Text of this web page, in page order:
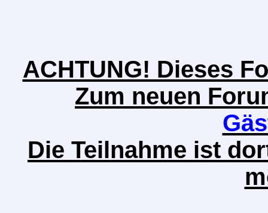
ACHTUNG! Dieses
Zum neuen
Die Teilnahme ist